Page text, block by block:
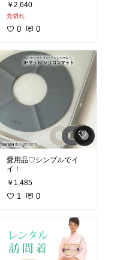
￥2,640
売切れ
0 0
愛用品♡シンプルでイ
イ！
￥1,485
1 0